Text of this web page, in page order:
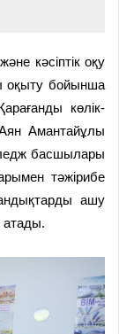
кәсіптік оқу
оқыту бойынша
көлік-
Амантайұлы
басшылары
тәжірибе
ашу